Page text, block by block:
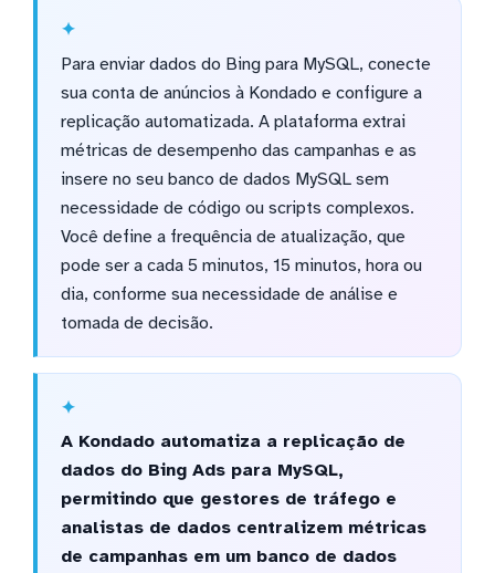
Para enviar dados do Bing para MySQL, conecte
sua conta de anúncios à Kondado e configure a
replicação automatizada. A plataforma extrai
métricas de desempenho das campanhas e as
insere no seu banco de dados MySQL sem
necessidade de código ou scripts complexos.
Você define a frequência de atualização, que
pode ser a cada 5 minutos, 15 minutos, hora ou
dia, conforme sua necessidade de análise e
tomada de decisão.
A Kondado automatiza a replicação de
dados do Bing Ads para MySQL,
permitindo que gestores de tráfego e
analistas de dados centralizem métricas
de campanhas em um banco de dados